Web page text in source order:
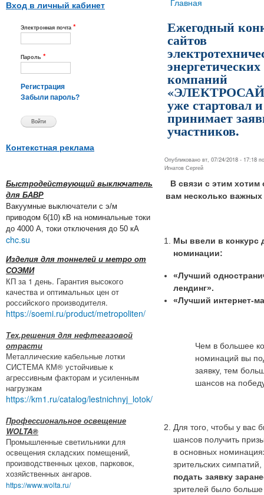
Вход в личный кабинет
Электронная почта *
Пароль *
Регистрация
Забыли пароль?
Контекстная реклама
Быстродействующий выключатель
для БАВР
Вакуумные выключатели с э/м
приводом 6(10) кВ на номинальные токи
до 4000 А, токи отключения до 50 кА
chc.su
Изделия для тоннелей и метро от
СОЭМИ
КП за 1 день. Гарантия высокого
качества и оптимальных цен от
российского производителя.
https://soemi.ru/product/metropoliten/
Тех.решения для нефтегазовой
отрасти
Металлические кабельные лотки
СИСТЕМА КМ® устойчивые к
агрессивным факторам и усиленным
нагрузкам
https://km1.ru/catalog/lestnichnyj_lotok/
Профессиональное освещение
WOLTA®
Промышленные светильники для
освещения складских помещений,
производственных цехов, парковок,
хозяйственных ангаров.
https://www.wolta.ru/
Вы здесь
Главная
Ежегодный
сайтов
энергетических
компаний
уже стартовал и
принимает
участников.
Опубликовано вт, 07/24/2018 - 17:18
Игнатов Сергей
В связи с этим хотим
вам несколько
Мы ввели в конкурс
номинации:
«Лучший
лендинг».
«Лучший интернет-
Чем в большее
номинаций вы
заявку, тем
шансов на
Для того, чтобы у вас
шансов получить
в основных
зрительских симпатий,
подать заявку
зрителей было